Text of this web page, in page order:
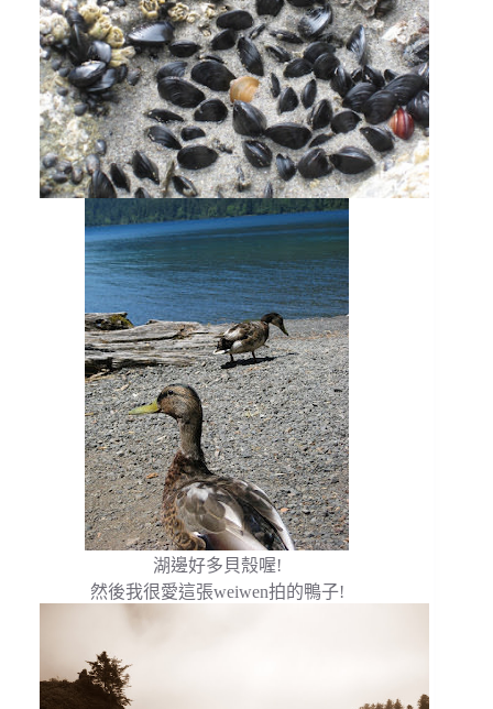
湖邊好多貝殼喔!
然後我很愛這張weiwen拍的鴨子!